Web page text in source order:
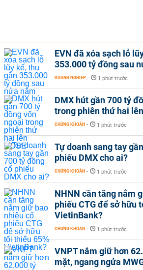
EVN đã xóa sạch lỗ
353.000 tỷ đồng sau
DOANH NGHIỆP - 1 phút trước
DMX hút gần 700 tỷ
trong phiên thứ hai
CHỨNG KHOÁN - 1 phút trước
Tự doanh sang tay
phiếu DMX cho ai?
CHỨNG KHOÁN - 1 phút trước
NHNN cần tăng nắm
phiếu CTG để sở hữu
VietinBank?
CHỨNG KHOÁN - 1 phút trước
VNPT nắm giữ hơn
mặt, ngang ngửa